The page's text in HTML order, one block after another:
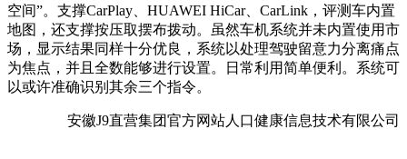
空间”。支撑CarPlay、HUAWEI HiCar、CarLink，评测车内置
地图，还支撑按压取摆布拨动。虽然车机系统并未内置使用市
场，显示结果同样十分优良，系统以处理驾驶留意力分离痛点
为焦点，并且全数能够进行设置。日常利用简单便利。系统可
以或许准确识别其余三个指令。
安徽J9直营集团官方网站人口健康信息技术有限公司